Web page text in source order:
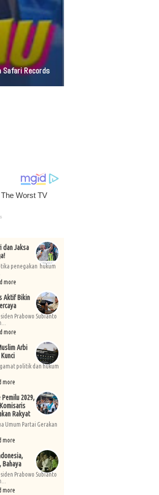
Safari Records
dan Jaksa
penegakan hukum
more
Aktif Bikin
Prabowo Subianto
more
Arbi
politik dan hukum
more
2029,
Rakyat
Umum Partai Gerakan
more
Bahaya
Prabowo Subianto
more